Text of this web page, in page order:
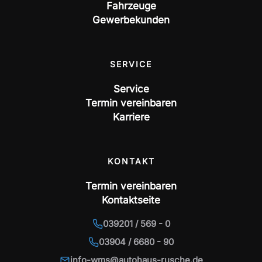
Fahrzeuge
Gewerbekunden
SERVICE
Service
Termin vereinbaren
Karriere
KONTAKT
Termin vereinbaren
Kontaktseite
039201 / 569 - 0
03904 / 6680 - 90